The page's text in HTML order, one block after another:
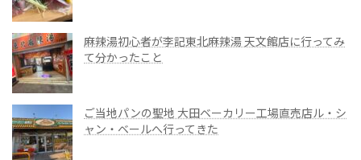
麻辣湯初心者が李記東北麻辣湯 天文館店に行ってみ
て分かったこと
ご当地パンの聖地 大田ベーカリー工場直売店ル・シ
ャン・ベールへ行ってきた